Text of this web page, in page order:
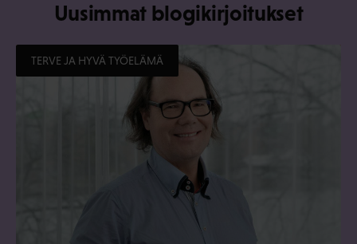
Uusimmat blogikirjoitukset
TERVE JA HYVÄ TYÖELÄMÄ